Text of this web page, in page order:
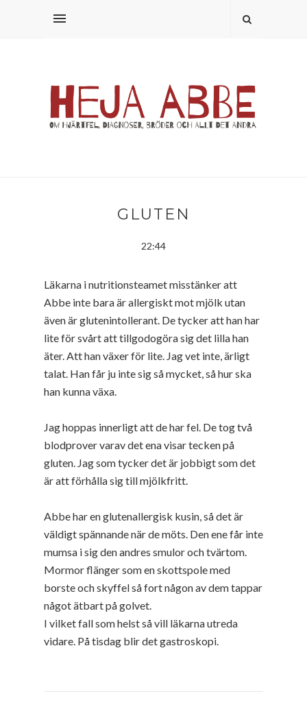
GLUTEN
22:44
Läkarna i nutritionsteamet misstänker att
Abbe inte bara är allergiskt mot mjölk utan
även är glutenintollerant. De tycker att han har
lite för svårt att tillgodogöra sig det lilla han
äter. Att han växer för lite. Jag vet inte, ärligt
talat. Han får ju inte sig så mycket, så hur ska
han kunna växa.
Jag hoppas innerligt att de har fel. De tog två
blodprover varav det ena visar tecken på
gluten. Jag som tycker det är jobbigt som det
är att förhålla sig till mjölkfritt.
Abbe har en glutenallergisk kusin, så det är
väldigt spännande när de möts. Den ene får inte
mumsa i sig den andres smulor och tvärtom.
Mormor flänger som en skottspole med
borste och skyffel så fort någon av dem tappar
något ätbart på golvet.
I vilket fall som helst så vill läkarna utreda
vidare. På tisdag blir det gastroskopi.